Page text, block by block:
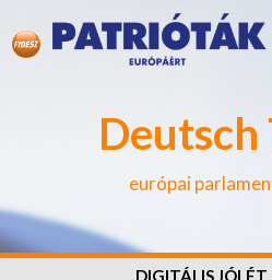
Deutsch
európai
DIGITÁLIS JÓLÉT